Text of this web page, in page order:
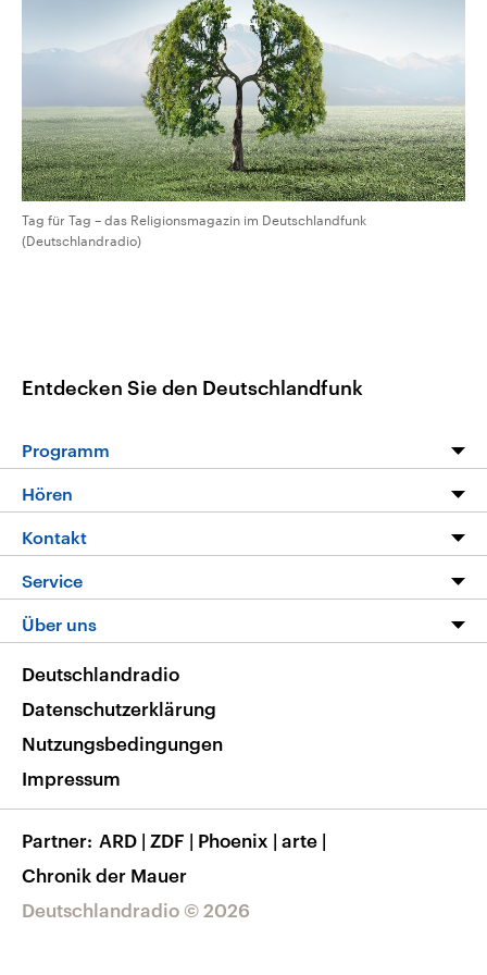
aktuelle Weltgeschehen.
Diese wird wie die
Libanon vom Iran
Programm Podcasts
Audio-Archiv
Tag für Tag – das Religionsmagazin im Deutschlandfunk
(Deutschlandradio)
Entdecken Sie den Deutschlandfunk
Programm
Programm
Die Nachrichten
Nachrichtenleicht
Neue Beiträge auf dlf.de
Hören
Livestream
Podcasts
Deutschlandfunk App
Nachrichten App
Frequenzen
Kontakt
Hörerservice
Service
FAQ
Veranstaltungen
Musikliste
RSS
Über uns
Barrierefreiheit
Deutschlandradio © 2026
Deutschlandradio
Datenschutzerklärung
Nutzungsbedingungen
Impressum
Partner ARD | ZDF | Phoenix | arte |
Chronik der Mauer